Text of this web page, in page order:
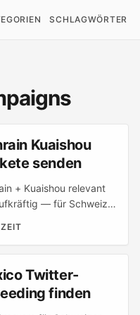
SCHLAGWÖRTER
Kuaishou
senden
+ Kuaishou relevant
— für Schweizer
wollen, ist das ein
sind global
zunehmend
zu Kuaishou). ...
Twitter-
finden